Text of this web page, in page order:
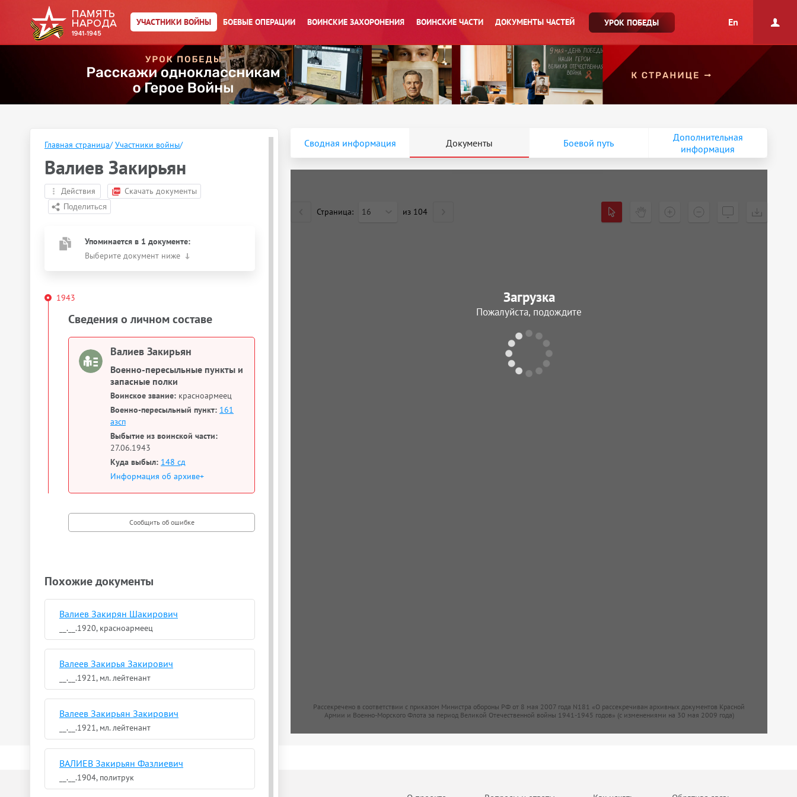
УЧАСТНИКИ ВОЙНЫ БОЕВЫЕ ОПЕРАЦИИ ВОИНСКИЕ ЗАХОРОНЕНИЯ ВОИНСКИЕ ЧАСТИ ДОКУМЕНТЫ ЧАСТЕЙ УРОК ПОБЕДЫ En
Главная страница/ Участники войны/
Валиев Закирьян
Действия Скачать документы
Упоминается в 1 документе:
Выберите документ ниже
1943
Сведения о личном составе
Валиев Закирьян
Военно-пересыльные пункты и
запасные полки
Воинское звание: красноармеец
Военно-пересыльный пункт: 161
азсп
Выбытие из воинской части:
27.06.1943
Куда выбыл: 148 сд
Информация об архиве+
Похожие документы
Валиев Закирян Шакирович
__.__.1920, красноармеец
Валеев Закирья Закирович
__.__.1921, мл. лейтенант
Валеев Закирьян Закирович
__.__.1921, мл. лейтенант
ВАЛИЕВ Закирьян Фазлиевич
__.__.1904, политрук
Сводная информация Документы Боевой путь
Дополнительная
информация
Страница: 16 из 104
Рассекречено в соответствии с приказом Министра обороны РФ от 8 мая 2007 года N181 «О рассекречиван архивных документов Красной
Армии и Военно-Морского Флота за период Великой Отечественной войны 1941-1945 годов» (с изменениями на 30 мая 2009 года)
Загрузка
Пожалуйста, подождите